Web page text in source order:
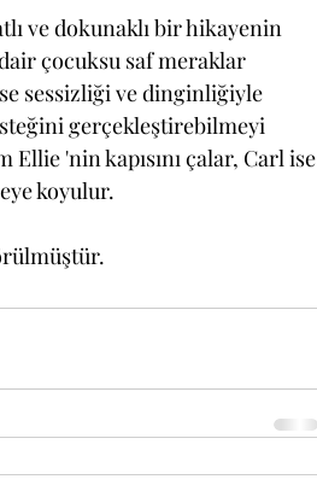
ve dokunaklı bir hikayenin
çocuksu saf meraklar
sessizliği ve dinginliğiyle
gerçekleştirebilmeyi
'nin kapısını çalar, Carl ise
koyulur.